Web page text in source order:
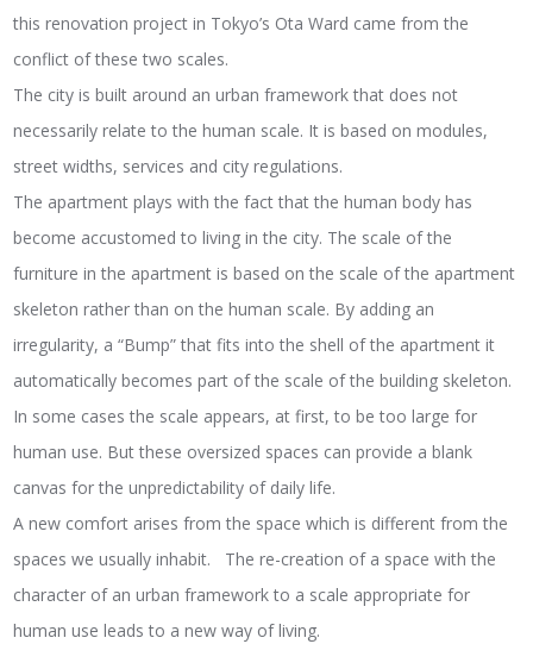
this renovation project in Tokyo’s Ota Ward came from the
conflict of these two scales.
The city is built around an urban framework that does not
necessarily relate to the human scale. It is based on modules,
street widths, services and city regulations.
The apartment plays with the fact that the human body has
become accustomed to living in the city. The scale of the
furniture in the apartment is based on the scale of the apartment
skeleton rather than on the human scale. By adding an
irregularity, a “Bump” that fits into the shell of the apartment it
automatically becomes part of the scale of the building skeleton.
In some cases the scale appears, at first, to be too large for
human use. But these oversized spaces can provide a blank
canvas for the unpredictability of daily life.
A new comfort arises from the space which is different from the
spaces we usually inhabit. The re-creation of a space with the
character of an urban framework to a scale appropriate for
human use leads to a new way of living.